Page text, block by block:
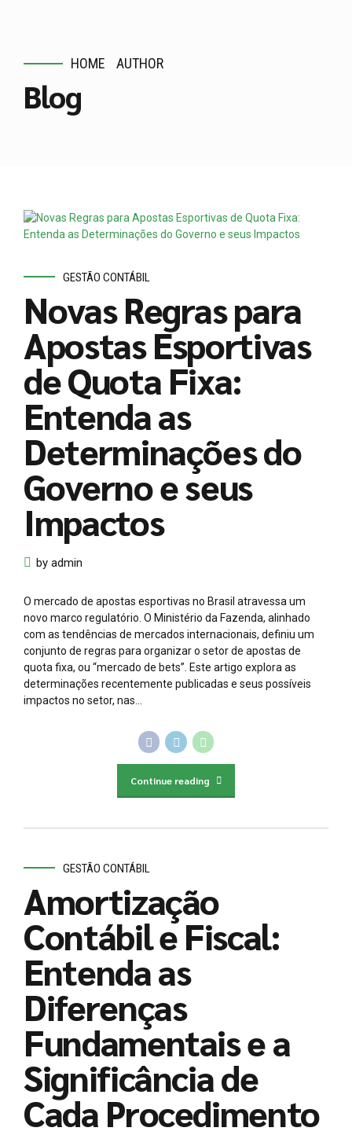
HOME AUTHOR
Blog
GESTÃO CONTÁBIL
Novas Regras para
Apostas Esportivas
de Quota Fixa:
Entenda as
Determinações do
Governo e seus
Impactos
by admin
O mercado de apostas esportivas no Brasil atravessa um
novo marco regulatório. O Ministério da Fazenda, alinhado
com as tendências de mercados internacionais, definiu um
conjunto de regras para organizar o setor de apostas de
quota fixa, ou “mercado de bets”. Este artigo explora as
determinações recentemente publicadas e seus possíveis
impactos no setor, nas...
Continue reading
GESTÃO CONTÁBIL
Amortização
Contábil e Fiscal:
Entenda as
Diferenças
Fundamentais e a
Significância de
Cada Procedimento